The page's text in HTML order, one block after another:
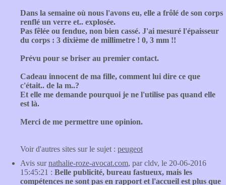
Dans la semaine où nous l'avons eu, elle a frôlé de son corps
renflé un verre et.. explosée.
Pas fêlée ou fendue, non bien cassé. J'ai mesuré l'épaisseur
du corps : 3 dixième de millimetre ! 0, 3 mm !!
Prévu pour se briser au premier contact.
Cadeau innocent de ma fille, comment lui dire ce que
c'était.. de la m..?
Et elle me demande pourquoi je ne l'utilise pas quand elle
est là.
Merci de me permettre une opinion.
Voir d'autres sites sur le sujet : peugeot
Avis surnathalie-roze-avocat.com, par cldv, le 20-06-2016
15:45:21 : Belle publicité, bureau fastueux, mais les
compétences ne sont pas en rapport et l'accueil est plus que